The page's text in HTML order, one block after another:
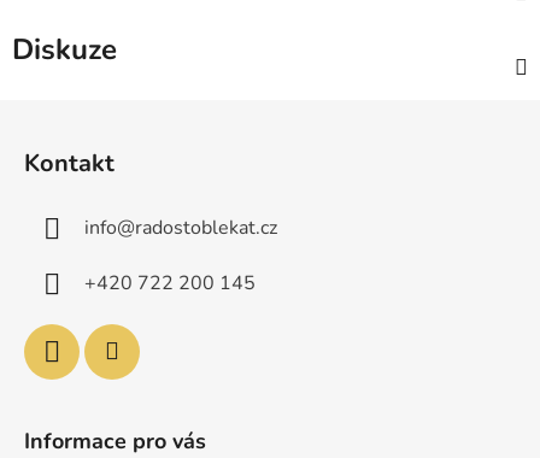
Diskuze
Kontakt
info@radostoblekat.cz
+420 722 200 145
Informace pro vás